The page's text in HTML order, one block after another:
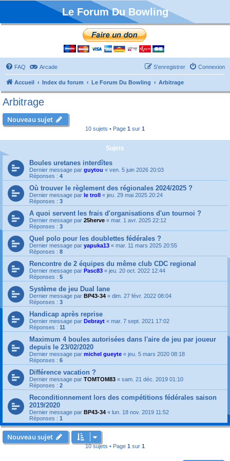
Le Forum Du Bowling
FAQ Arcade Connexion
S’enregistrer
Accueil Index du forum Le Forum Du Bowling Arbitrage
Arbitrage
Nouveau sujet
10 sujets • Page 1 sur 1
Sujets
Boules uretanes interdîtes
Dernier message par guytou « ven. 5 juin 2026 20:03
Réponses : 4
Où trouver le règlement des régionales 2024/2025 ?
Dernier message par le troll « jeu. 29 mai 2025 20:24
Réponses : 3
A quoi servent les frais d'organisations d'un tournoi ?
Dernier message par 25herve « mar. 1 avr. 2025 22:12
Réponses : 3
Quel polo pour les doublettes fédérales ?
Dernier message par yapuka13 « mar. 11 mars 2025 20:55
Réponses : 8
Rencontre de 2 équipes du même club CDC regional
Dernier message par Pasc83 « jeu. 20 oct. 2022 12:44
Réponses : 5
Système de jeu Dual lane
Dernier message par BP43-34 « dim. 27 févr. 2022 08:04
Réponses : 3
Handicap après reprise
Dernier message par Debrayt « mar. 7 sept. 2021 17:02
Réponses : 11
Maximum 4 boules autorisées dans l'aire de jeu par joueur
depuis le 23/02/2020
Dernier message par michel gueyte « jeu. 5 mars 2020 08:18
Réponses : 6
Différence vacation ?
Dernier message par TOMTOM83 « sam. 21 déc. 2019 01:10
Réponses : 2
Reconditionnement lors des compétitions fédérales saison
2019/2020
Dernier message par BP43-34 « lun. 18 nov. 2019 11:52
Réponses : 1
Nouveau sujet
10 sujets • Page 1 sur 1